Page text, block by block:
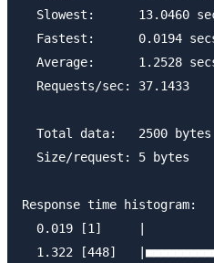
  Slowest:	13.0460 secs
  Fastest:	0.0194 secs
  Average:	1.2528 secs
  Requests/sec:	37.1433
  Total data:	2500 bytes
  Size/request:	5 bytes
Response time histogram:
  0.019 [1]	|
  1.322 [448]	|■■■■■■■■■■■■■■■■■■■■■■■■■■■■■■■■■■■■■■■■